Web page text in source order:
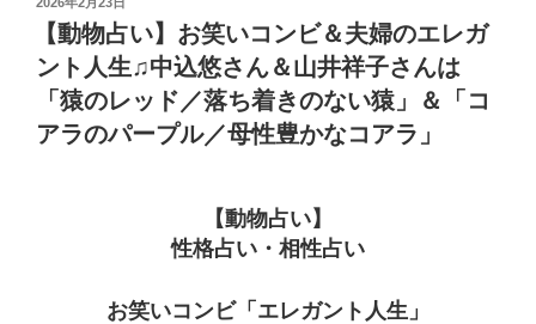
日:【動物占い】お笑いコンビ＆夫婦のエレガ
ント人生♫中込悠さん＆山井祥子さんは
「猿のレッド／落ち着きのない猿」＆「コ
アラのパープル／母性豊かなコアラ」
【動物占い】
性格占い・相性占い
お笑いコンビ「エレガント人生」